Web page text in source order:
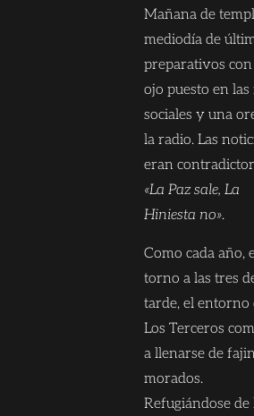
Mañana de
mediodía de
preparativos
ojo puesto en las
sociales y una
la radio. Las
eran
«La Paz sale, La
Hiniesta no».
Como cada año,
torno a las tres
tarde, el entorno
Los Terceros
a llenarse de
morados.
Refugiándose de